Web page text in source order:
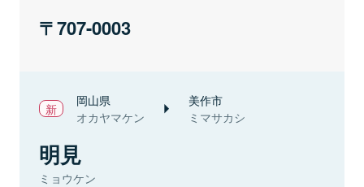
707-0003
岡山県
オカヤマケン
美作市
ミマサカシ
明見
ミョウケン